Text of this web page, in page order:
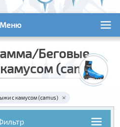
Меню
Беговые
(camus)
с камусом (camus)